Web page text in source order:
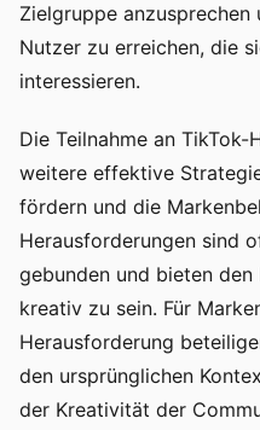
Zielgruppe
Nutzer zu erreichen, die
interessieren.
Die Teilnahme an
weitere effektive
fördern und die
Herausforderungen sind
gebunden und bieten
kreativ zu sein. Für
Herausforderung
den ursprünglichen
der Kreativität der